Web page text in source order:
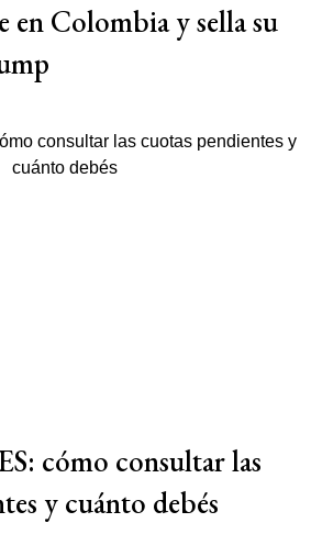
en Colombia y sella su
cómo consultar las
y cuánto debés